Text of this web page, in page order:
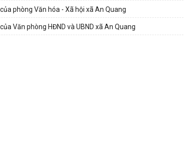
phòng Văn hóa - Xã hội xã An Quang
Văn phòng HĐND và UBND xã An Quang